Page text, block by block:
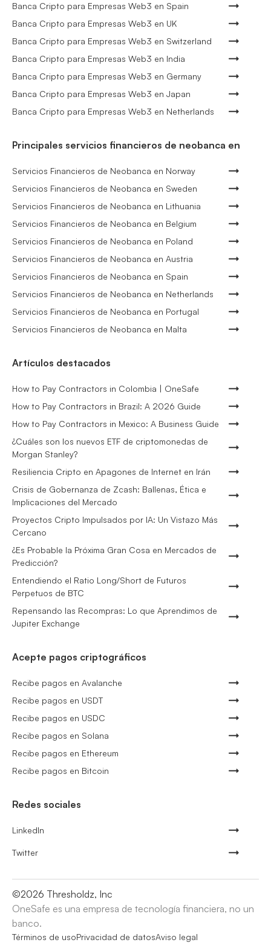
Banca Cripto para Empresas Web3 en Spain
Banca Cripto para Empresas Web3 en UK
Banca Cripto para Empresas Web3 en Switzerland
Banca Cripto para Empresas Web3 en India
Banca Cripto para Empresas Web3 en Germany
Banca Cripto para Empresas Web3 en Japan
Banca Cripto para Empresas Web3 en Netherlands
Principales servicios financieros de neobanca en
Servicios Financieros de Neobanca en Norway
Servicios Financieros de Neobanca en Sweden
Servicios Financieros de Neobanca en Lithuania
Servicios Financieros de Neobanca en Belgium
Servicios Financieros de Neobanca en Poland
Servicios Financieros de Neobanca en Austria
Servicios Financieros de Neobanca en Spain
Servicios Financieros de Neobanca en Netherlands
Servicios Financieros de Neobanca en Portugal
Servicios Financieros de Neobanca en Malta
Artículos destacados
How to Pay Contractors in Colombia | OneSafe
How to Pay Contractors in Brazil: A 2026 Guide
How to Pay Contractors in Mexico: A Business Guide
¿Cuáles son los nuevos ETF de criptomonedas de
Morgan Stanley?
Resiliencia Cripto en Apagones de Internet en Irán
Crisis de Gobernanza de Zcash: Ballenas, Ética e
Implicaciones del Mercado
Proyectos Cripto Impulsados por IA: Un Vistazo Más
Cercano
¿Es Probable la Próxima Gran Cosa en Mercados de
Predicción?
Entendiendo el Ratio Long/Short de Futuros
Perpetuos de BTC
Repensando las Recompras: Lo que Aprendimos de
Jupiter Exchange
Acepte pagos criptográficos
Recibe pagos en Avalanche
Recibe pagos en USDT
Recibe pagos en USDC
Recibe pagos en Solana
Recibe pagos en Ethereum
Recibe pagos en Bitcoin
Redes sociales
LinkedIn
Twitter
©2026 Thresholdz, Inc
OneSafe es una empresa de tecnología financiera, no un
banco.
Términos de usoPrivacidad de datosAviso legal